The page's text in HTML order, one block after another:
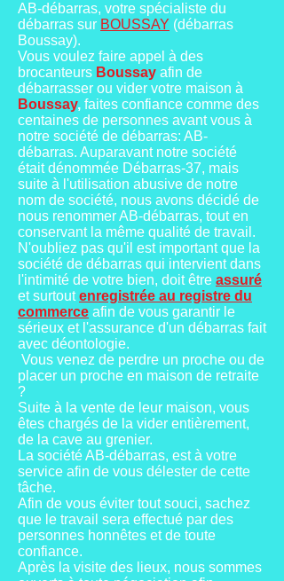
AB-débarras, votre spécialiste du
débarras sur BOUSSAY (débarras
Boussay).
Vous voulez faire appel à des
brocanteurs Boussay afin de
débarrasser ou vider votre maison à
Boussay, faites confiance comme des
centaines de personnes avant vous à
notre société de débarras: AB-
débarras. Auparavant notre société
était dénommée Débarras-37, mais
suite à l'utilisation abusive de notre
nom de société, nous avons décidé de
nous renommer AB-débarras, tout en
conservant la même qualité de travail.
N'oubliez pas qu'il est important que la
société de débarras qui intervient dans
l'intimité de votre bien, doit être assuré
et surtoutenregistrée au registre du
commerce afin de vous garantir le
sérieux et l'assurance d'un débarras fait
avec déontologie.
Vous venez de perdre un proche ou de
placer un proche en maison de retraite
?
Suite à la vente de leur maison, vous
êtes chargés de la vider entièrement,
de la cave au grenier.
La société AB-débarras, est à votre
service afin de vous délester de cette
tâche.
Afin de vous éviter tout souci, sachez
que le travail sera effectué par des
personnes honnêtes et de toute
confiance.
Après la visite des lieux, nous sommes